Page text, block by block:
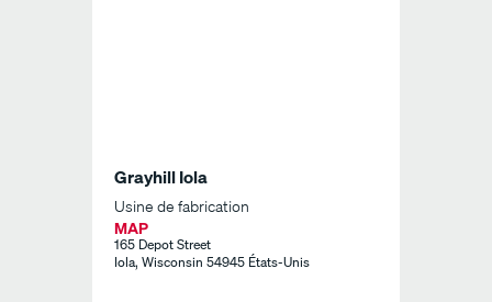
Grayhill Iola
Usine de fabrication
MAP
165 Depot Street
Iola, Wisconsin 54945 États-Unis